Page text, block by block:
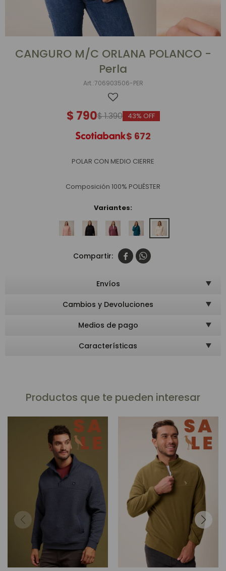
CANGURO M/C ORLANA POLANCO -
Perla
706903506-PER
$ 790$1.390 43
$ 672
POLAR CON MEDIO CIERRE
Composición 100% POLIÉSTER
Variantes:
 
Envíos
Cambios y Devoluciones
Medios de pago
Características
Productos que te pueden interesar